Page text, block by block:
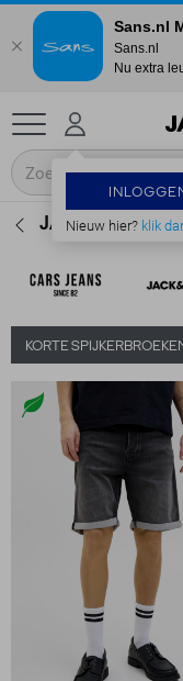
Nieuw hier? klik
JACK & JONES
KORTE
Sans.nl
Sans.nl
Nu extra